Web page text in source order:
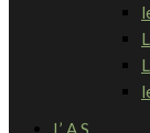
L’ A.S